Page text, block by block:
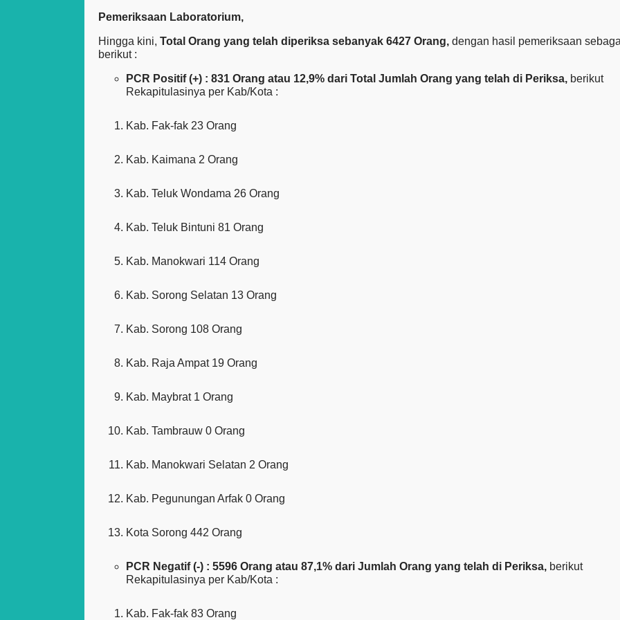
Pemeriksaan Laboratorium,
Hingga kini, Total Orang yang telah diperiksa sebanyak 6427 Orang, dengan hasil pemeriksaan
berikut :
PCR Positif (+) : 831 Orang atau 12,9% dari Total Jumlah Orang yang telah di Periksa, berikut
Rekapitulasinya per Kab/Kota :
Kab. Fak-fak 23 Orang
Kab. Kaimana 2 Orang
Kab. Teluk Wondama 26 Orang
Kab. Teluk Bintuni 81 Orang
Kab. Manokwari 114 Orang
Kab. Sorong Selatan 13 Orang
Kab. Sorong 108 Orang
Kab. Raja Ampat 19 Orang
Kab. Maybrat 1 Orang
Kab. Tambrauw 0 Orang
Kab. Manokwari Selatan 2 Orang
Kab. Pegunungan Arfak 0 Orang
Kota Sorong 442 Orang
PCR Negatif (-) : 5596 Orang atau 87,1% dari Jumlah Orang yang telah di Periksa, berikut
Rekapitulasinya per Kab/Kota :
Kab. Fak-fak 83 Orang